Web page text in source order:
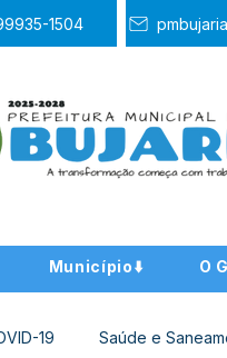
1504
Município⬇️ O
19 Saúde e